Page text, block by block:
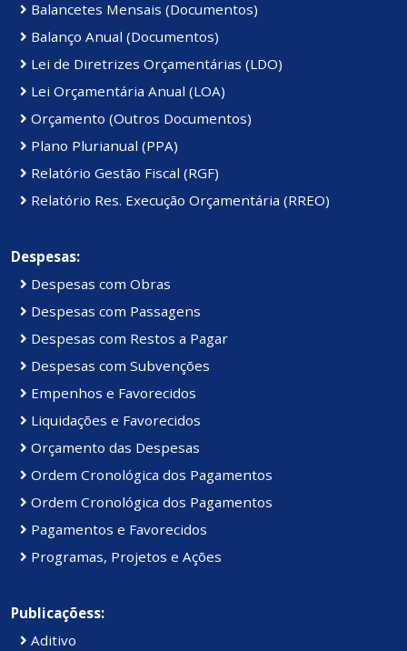
Balancetes Mensais (Documentos)
Balanço Anual (Documentos)
Lei de Diretrizes Orçamentárias (LDO)
Lei Orçamentária Anual (LOA)
Orçamento (Outros Documentos)
Plano Plurianual (PPA)
Relatório Gestão Fiscal (RGF)
Relatório Res. Execução Orçamentária (RREO)
Despesas:
Despesas com Obras
Despesas com Passagens
Despesas com Restos a Pagar
Despesas com Subvenções
Empenhos e Favorecidos
Liquidações e Favorecidos
Orçamento das Despesas
Ordem Cronológica dos Pagamentos
Ordem Cronológica dos Pagamentos
Pagamentos e Favorecidos
Programas, Projetos e Ações
Publicaçõess:
Aditivo